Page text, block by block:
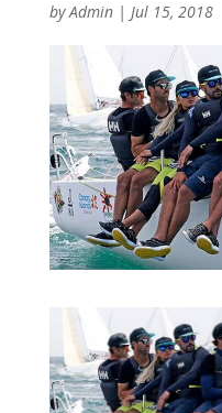
byAdmin| Jul 15, 2018